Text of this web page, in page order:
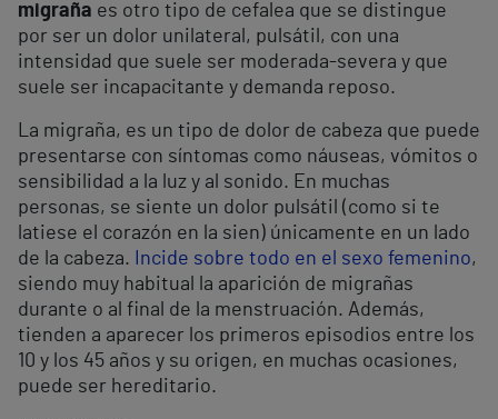
migraña es otro tipo de cefalea que se distingue
por ser un dolor unilateral, pulsátil, con una
intensidad que suele ser moderada-severa y que
suele ser incapacitante y demanda reposo.
La migraña, es un tipo de dolor de cabeza que puede
presentarse con síntomas como náuseas, vómitos o
sensibilidad a la luz y al sonido. En muchas
personas, se siente un dolor pulsátil (como si te
latiese el corazón en la sien) únicamente en un lado
de la cabeza.
Incide sobre todo en el sexo femenino,
siendo muy habitual la aparición de migrañas
durante o al final de la menstruación. Además,
tienden a aparecer los primeros episodios entre los
10 y los 45 años y su origen, en muchas ocasiones,
puede ser hereditario.